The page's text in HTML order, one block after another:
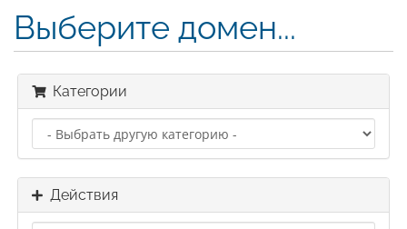
Выберите домен...
Категории
Действия